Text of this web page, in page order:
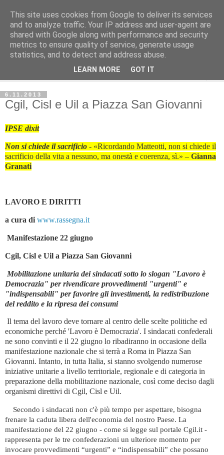
Avvenire dei Lavoratori
ECONOMIA
6.11.2013
Cgil, Cisl e Uil a Piazza San Giovanni
IPSE dixit
Non si chiede il sacrificio - «Ricordando Matteotti, non si chiede il
sacrificio della vita a nessuno, ma onestà e coerenza, sì.» – Gianna
Granati
LAVORO E DIRITTI
a cura di www.rassegna.it
Manifestazione 22 giugno
Cgil, Cisl e Uil a Piazza San Giovanni
Mobilitazione unitaria dei sindacati sotto lo slogan "Lavoro è
Democrazia" per rivendicare provvedimenti "urgenti" e
"indispensabili" per favorire gli investimenti, la redistribuzione
del reddito e la ripresa dei consumi
Il tema del lavoro deve tornare al centro delle scelte politiche ed
economiche perché 'Lavoro è Democrazia'. I sindacati confederali
ne sono convinti e il 22 giugno lo ribadiranno in occasione della
manifestazione nazionale che si terrà a Roma in Piazza San
Giovanni. Intanto, in tutta Italia, si stanno svolgendo numerose
iniziative unitarie a livello territoriale, regionale e di categoria in
preparazione della mobilitazione nazionale, così come deciso dagli
organismi direttivi di Cgil, Cisl e Uil.
Secondo i sindacati non c'è più tempo per aspettare, bisogna
frenare la caduta libera dell'economia del nostro Paese. La
manifestazione del 22 giugno - come si legge sul portale Cgil.it -
rappresenta per le tre confederazioni un ulteriore momento per
invocare provvedimenti “urgenti” e “indispensabili” che possano
This site uses cookies from Google to deliver its services
and to analyze traffic. Your IP address and user-agent are
shared with Google along with performance and security
metrics to ensure quality of service, generate usage
statistics, and to detect and address abuse.
LEARN MORE GOT IT